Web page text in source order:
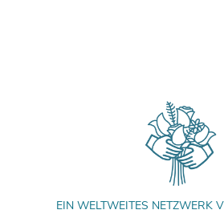
EIN WELTWEITES NETZWERK